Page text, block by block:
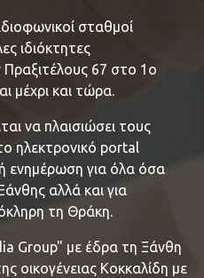
σταθμοί
ιδιόκτητες
67 στο 1ο
μέχρι και τώρα.
να πλαισιώσει τους
ηλεκτρονικό portal
ενημέρωση για όλα όσα
αλλά και για
τη Θράκη.
Group" με έδρα τη Ξάνθη
οικογένειας Κοκκαλίδη με